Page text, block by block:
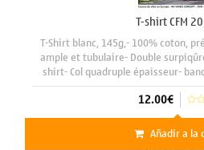
T-shirt CFM
T-Shirt blanc, 145g,- 100% coton,
ample et tubulaire- Double
shirt- Col quadruple épaisseur-
face avant format
12.00€
Añadir a la